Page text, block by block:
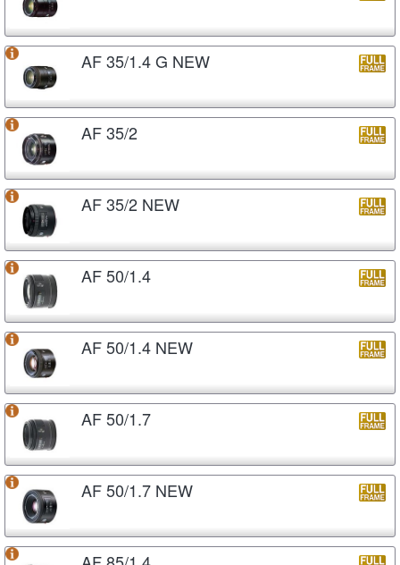
AF 35/1.4 G NEW
AF 35/2
AF 35/2 NEW
AF 50/1.4
AF 50/1.4 NEW
AF 50/1.7
AF 50/1.7 NEW